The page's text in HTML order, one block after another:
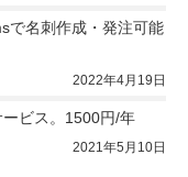
で名刺作成・発注可能
2022年4月19日
ビス。1500円/年
2021年5月10日